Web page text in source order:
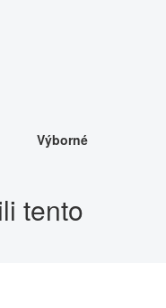
Výborné
tento